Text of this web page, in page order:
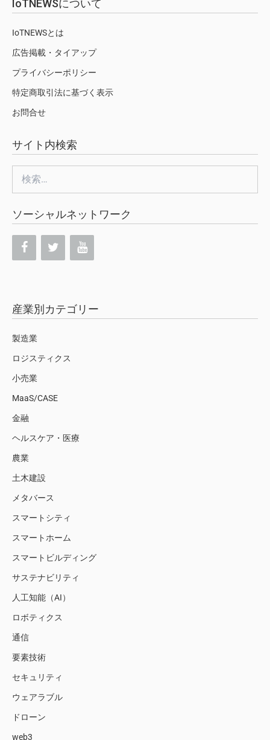
IoTNEWSについて
IoTNEWSとは
広告掲載・タイアップ
プライバシーポリシー
特定商取引法に基づく表示
お問合せ
サイト内検索
索:
ソーシャルネットワーク
産業別カテゴリー
製造業
ロジスティクス
小売業
MaaS/CASE
金融
ヘルスケア・医療
農業
土木建設
メタバース
スマートシティ
スマートホーム
スマートビルディング
サステナビリティ
人工知能（AI）
ロボティクス
通信
要素技術
セキュリティ
ウェアラブル
ドローン
web3